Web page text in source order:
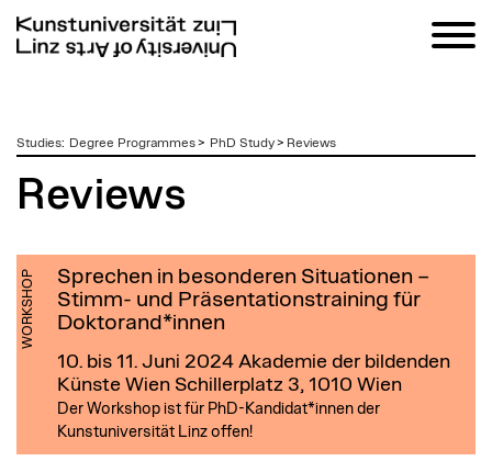
zumStudies: Degree Programmes> PhD Study> Reviews
Reviews
WORKSHOP
Sprechen in besonderen Situationen –
Stimm- und Präsentationstraining für
Doktorand*innen
10. bis 11. Juni 2024 Akademie der bildenden
Künste Wien Schillerplatz 3, 1010 Wien
Der Workshop ist für PhD-Kandidat*innen der
Kunstuniversität Linz offen!